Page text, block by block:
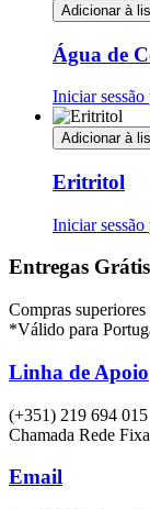
Adicionar à
Água de
Iniciar sessão
Adicionar à
Eritritol
Iniciar sessão
Entregas Grátis
Compras
*Válido para
Linha de Apoio
(+351) 219 694 015
Chamada Rede
Email